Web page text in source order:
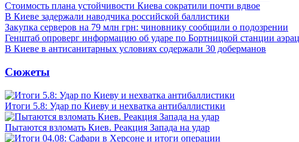
Стоимость плана устойчивости Киева сократили почти вдвое
В Киеве задержали наводчика российской баллистики
Закупка серверов на 79 млн грн: чиновнику сообщили о подозрении
Генштаб опроверг информацию об ударе по Бортницкой станции
В Киеве в антисанитарных условиях содержали 30 доберманов
Сюжеты
Итоги 5.8: Удар по Киеву и нехватка антибаллистики
Пытаются взломать Киев. Реакция Запада на удар